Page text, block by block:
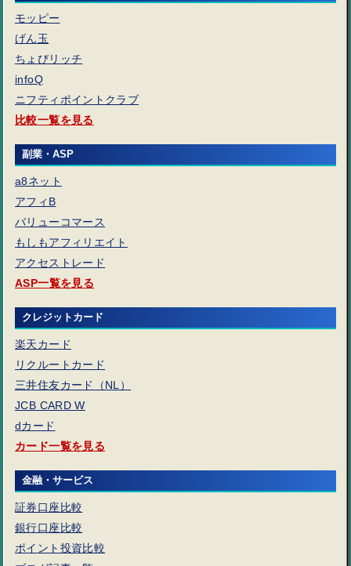
モッピー
げん玉
ちょびリッチ
infoQ
ニフティポイントクラブ
比較一覧を見る
副業・ASP
a8ネット
アフィB
バリューコマース
もしもアフィリエイト
アクセストレード
ASP一覧を見る
クレジットカード
楽天カード
リクルートカード
三井住友カード（NL）
JCB CARD W
dカード
カード一覧を見る
金融・サービス
証券口座比較
銀行口座比較
ポイント投資比較